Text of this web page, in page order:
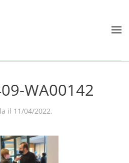
WA00142
il 11/04/2022.